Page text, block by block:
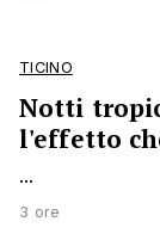
TICINO
Notti
l'effetto
...
3 ore